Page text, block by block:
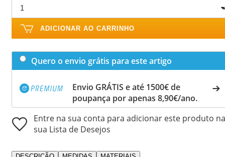
ADICIONAR AO CARRINHO
Quero o envio grátis para este artigo
Envio GRÁTIS e até 1500€ de
poupança por apenas 8,90€/ano.
Entre na sua conta para adicionar este produto na
sua Lista de Desejos